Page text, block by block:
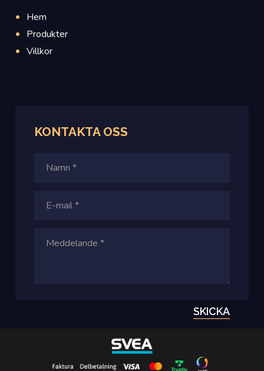
Hem
Produkter
Villkor
KONTAKTA OSS
SKICKA